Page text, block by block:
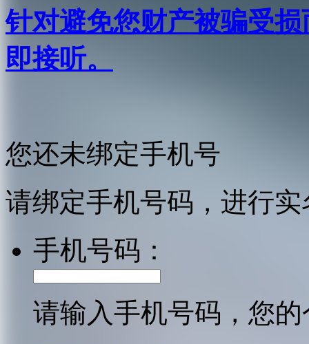
针对避免您财产被骗受
即接听。
您还未绑定手机号
请绑定手机号码，进行
手机号码：
请输入手机号码，您